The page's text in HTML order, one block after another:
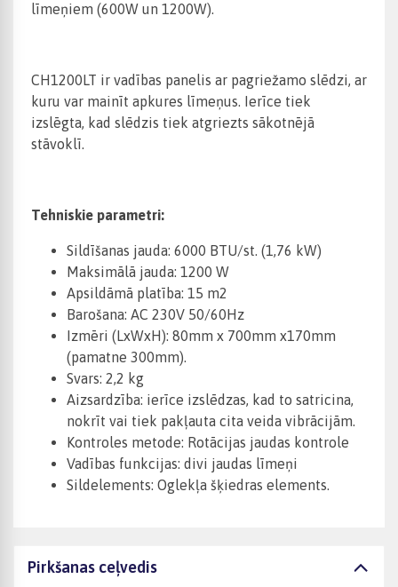
līmeņiem (600W un 1200W).
CH1200LT ir vadības panelis ar pagriežamo slēdzi, ar
kuru var mainīt apkures līmeņus. Ierīce tiek
izslēgta, kad slēdzis tiek atgriezts sākotnējā
stāvoklī.
Tehniskie parametri:
Sildīšanas jauda: 6000 BTU/st. (1,76 kW)
Maksimālā jauda: 1200 W
Apsildāmā platība: 15 m2
Barošana: AC 230V 50/60Hz
Izmēri (LxWxH): 80mm x 700mm x170mm
(pamatne 300mm).
Svars: 2,2 kg
Aizsardzība: ierīce izslēdzas, kad to satricina,
nokrīt vai tiek pakļauta cita veida vibrācijām.
Kontroles metode: Rotācijas jaudas kontrole
Vadības funkcijas: divi jaudas līmeņi
Sildelements: Oglekļa šķiedras elements.
Pirkšanas ceļvedis